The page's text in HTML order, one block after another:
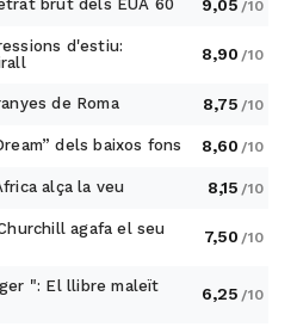
brut dels EUA 60 9,05 /10
d'estiu:
8,90 /10
de Roma 8,75 /10
dels baixos fons 8,60 /10
alça la veu 8,15 /10
agafa el seu
7,50 /10
": El llibre maleït
6,25 /10